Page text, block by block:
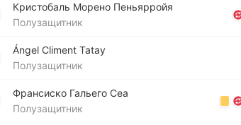
Кри­сто­баль Морено Пе­нья­рройя
Полузащитник
Ángel Climent Tatay
Полузащитник
Фра­нси­ско Га­лье­го Сеа
Полузащитник